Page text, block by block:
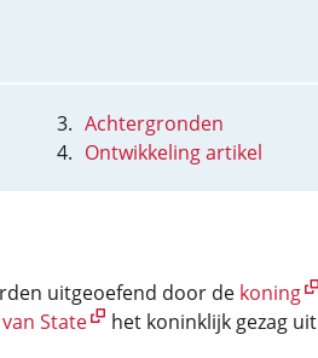
Achtergronden
Ontwikkeling artikel
uitgeoefend door de koning
State het koninklijk gezag